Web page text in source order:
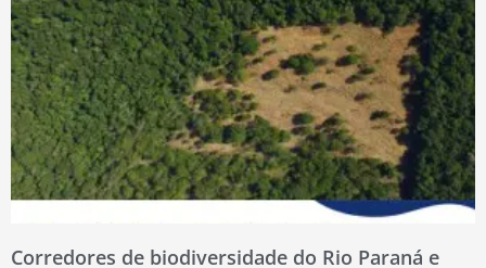
Corredores de biodiversidade do Rio Paraná e